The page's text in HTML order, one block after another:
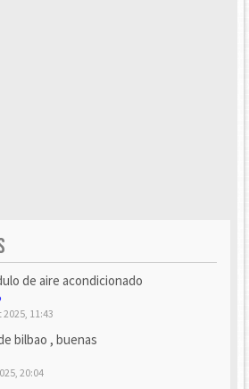
de aire acondicionado
11:43
bilbao , buenas
20:04